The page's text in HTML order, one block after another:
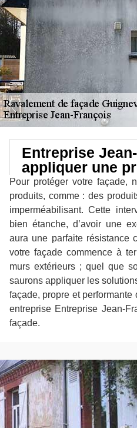
Entreprise
appliquer une
Pour protéger votre façade,
produits, comme : des
imperméabilisant. Cette
bien étanche, d’avoir une
aura une parfaite résistance
votre façade commence à
murs extérieurs ; quel que
saurons appliquer les
façade, propre et performante
entreprise Entreprise Jean-
façade.